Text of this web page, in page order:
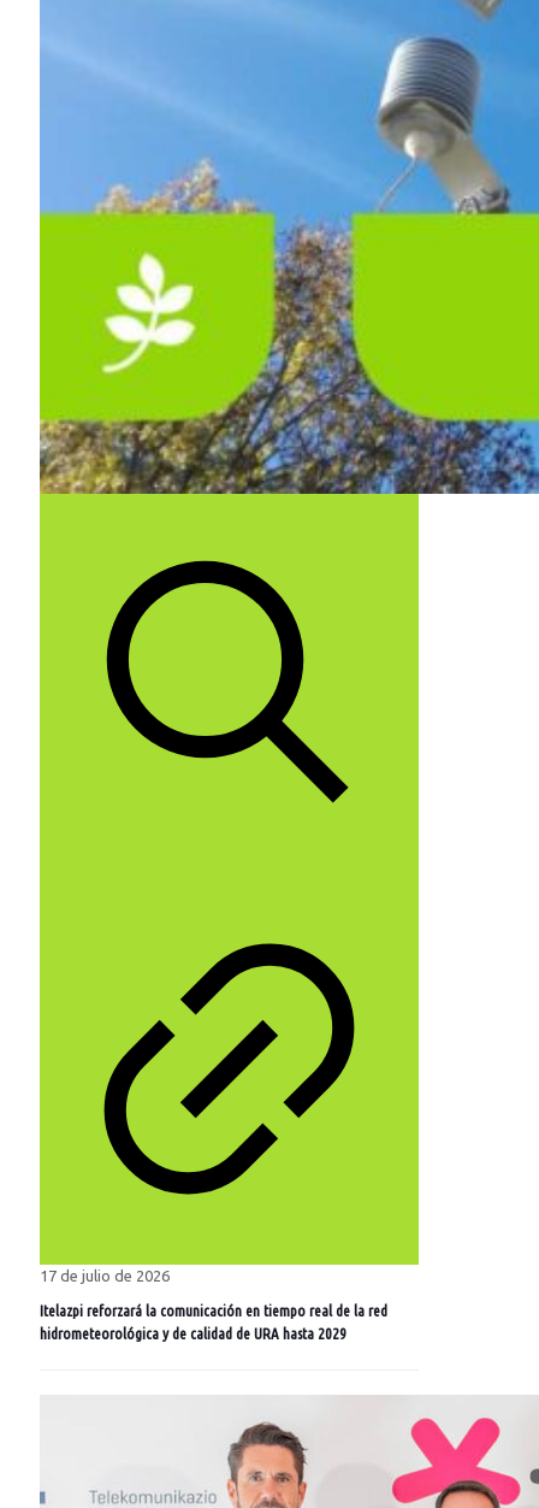
17 de julio de 2026
Itelazpi reforzará la comunicación en tiempo real de la red
hidrometeorológica y de calidad de URA hasta 2029